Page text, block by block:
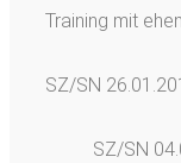
Training mit
SZ/SN
SZ/SN